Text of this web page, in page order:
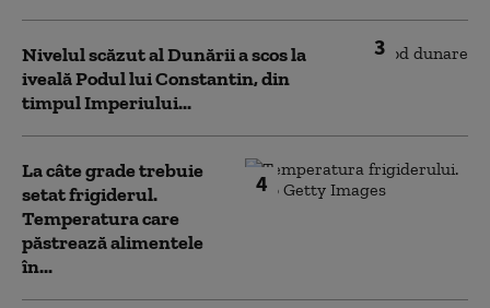
3
Nivelul scăzut al Dunării a scos la
iveală Podul lui Constantin, din
timpul Imperiului...
4
La câte grade trebuie
setat frigiderul.
Temperatura care
păstrează alimentele
în...